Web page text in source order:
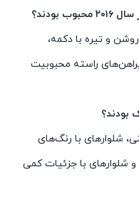
و تیره با دکمه،
راسته محبوبیت
بودند؟
شلوارهای با رنگ‌های
شلوارهای با جزئیات کمی